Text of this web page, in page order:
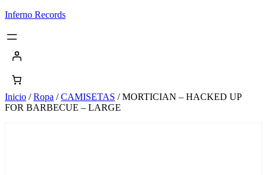
Saltar
contenido
Inferno Records
Inicio /Ropa /CAMISETAS / MORTICIAN – HACKED UP
FOR BARBECUE – LARGE